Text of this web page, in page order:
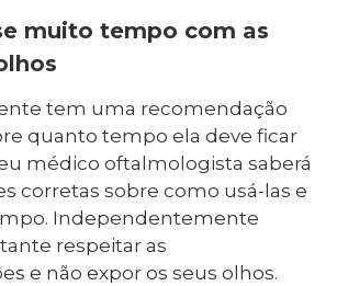
muito tempo com as
tem uma recomendação
quanto tempo ela deve ficar
médico oftalmologista saberá
corretas sobre como usá-las e
Independentemente
respeitar as
e não expor os seus olhos.